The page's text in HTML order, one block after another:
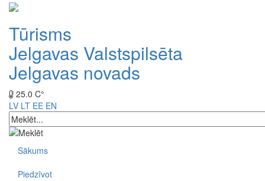
Tūrisms
Jelgavas Valstspilsēta
Jelgavas novads
25.0 C°
LV LT EE EN
Sākums
Piedzīvot